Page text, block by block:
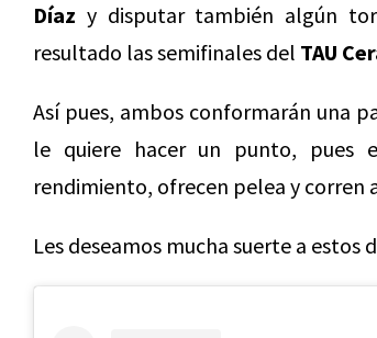
Díaz y disputar también algún
resultado las semifinales del TAU
Así pues, ambos conformarán una
le quiere hacer un punto, pues
rendimiento, ofrecen pelea y corren
Les deseamos mucha suerte a estos